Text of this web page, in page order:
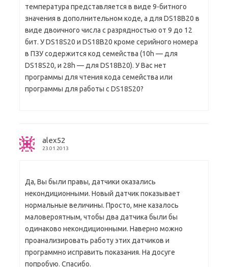
температура представляется в виде 9-битного
значения в дополнительном коде, а для DS18B20 в
виде двоичного числа с разрядностью от 9 до 12
бит. У DS18S20 и DS18B20 кроме серийного номера
в ПЗУ содержится код семейства (10h — для
DS18S20, и 28h — для DS18B20). У Вас нет
программы для чтения кода семейства или
программы для работы с DS18S20?
alex52
23.01.2013
Да, Вы были правы, датчики оказались
некондиционными. Новый датчик показывает
нормальные величины. Просто, мне казалось
маловероятным, чтобы два датчика были бы
одинаково некондиционными. Наверно можно
проанализировать работу этих датчиков и
программно исправить показания. На досуге
попробую. Спасибо.